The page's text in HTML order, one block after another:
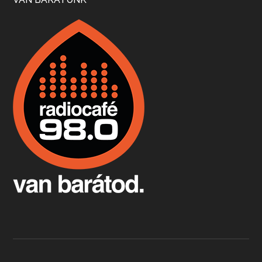
Boston, teadélután, bab és homár
Apr 9, 2026 • 00:37:17
Fermentáljunk, a testünk meghálálja!
Apr 3, 2026 • 00:36:07